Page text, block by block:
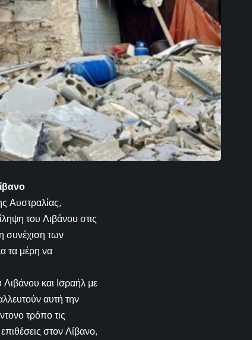
Αυστραλίας,
του Λιβάνου στις
συνέχιση των
τα μέρη να
Λιβάνου και Ισραήλ με
αυτή την
τρόπο τις
στον Λίβανο,